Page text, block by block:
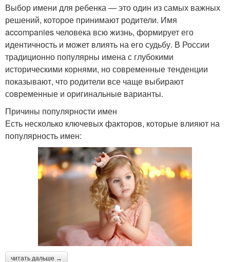
Выбор имени для ребенка — это один из самых важных
решений, которое принимают родители. Имя
accompanies человека всю жизнь, формирует его
идентичность и может влиять на его судьбу. В России
традиционно популярны имена с глубокими
историческими корнями, но современные тенденции
показывают, что родители все чаще выбирают
современные и оригинальные варианты.
Причины популярности имен
Есть несколько ключевых факторов, которые влияют на
популярность имен:
читать дальше →